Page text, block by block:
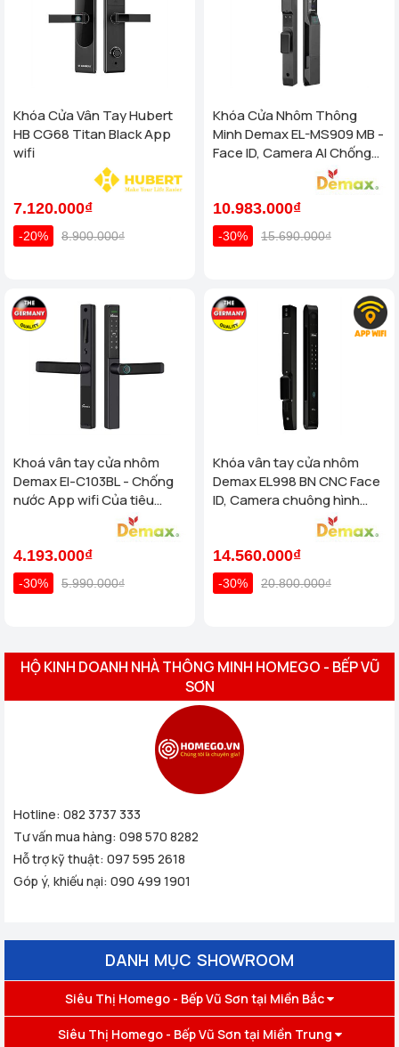
Khóa Cửa Vân Tay Hubert
HB CG68 Titan Black App
wifi
7.120.000₫
-20% 8.900.000₫
Khóa Cửa Nhôm Thông
Minh Demax EL-MS909 MB -
Face ID, Camera AI Chống
Nước IP66 Cho Cửa Nhôm
10.983.000₫
-30% 15.690.000₫
Khoá vân tay cửa nhôm
Demax El-C103BL - Chống
nước App wifi Của tiêu
4.193.000₫
-30% 5.990.000₫
Khóa vân tay cửa nhôm
Demax EL998 BN CNC Face
ID, Camera chuông hình
chống nước của tiêu chuẩn
14.560.000₫
-30% 20.800.000₫
HỘ KINH DOANH NHÀ THÔNG MINH HOMEGO - BẾP VŨ
SƠN
Hotline: 082 3737 333
Tư vấn mua hàng: 098 570 8282
Hỗ trợ kỹ thuật: 097 595 2618
Góp ý, khiếu nại: 090 499 1901
DANH MỤC SHOWROOM
Siêu Thị Homego - Bếp Vũ Sơn tại Miền Bắc
Siêu Thị Homego - Bếp Vũ Sơn tại Miền Trung